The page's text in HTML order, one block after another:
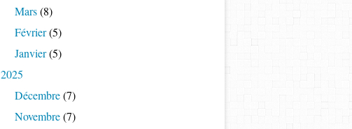
Mars(8)
Février(5)
Janvier(5)
2025
Décembre(7)
Novembre(7)